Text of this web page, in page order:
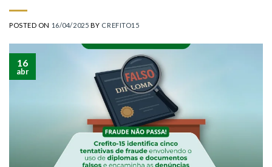
POSTED ON 16/04/2025 BY CREFITO15
16
abr